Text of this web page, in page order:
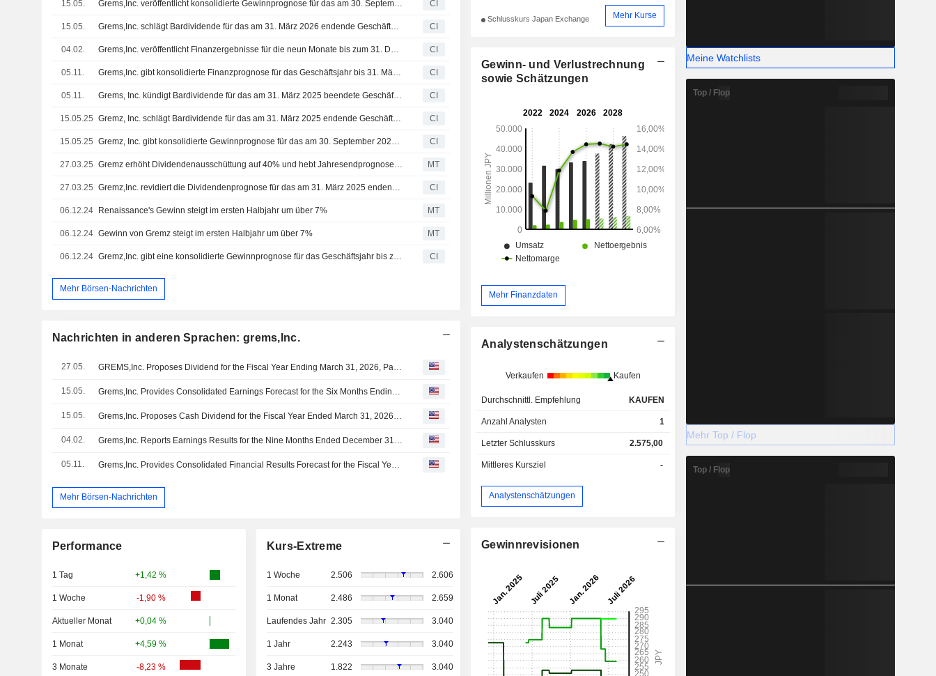
15.05. Grems,Inc. veröffentlicht konsolidierte Gewinnprognose für das am 30. September 2026 endende Halbjahr und das am 31. März 2027 endende Geschäftsjahr CI
15.05. Grems,Inc. schlägt Bardividende für das am 31. März 2026 endende Geschäftsjahr vor, zahlbar am 25. Juni 2026; Unternehmen gibt Dividendenprognose für das zweite Quartal zum 30. September 2026 und das Geschäftsjahr zum 31. März 2027 bekannt CI
04.02. Grems,Inc. veröffentlicht Finanzergebnisse für die neun Monate bis zum 31. Dezember 2025 CI
05.11. Grems,Inc. gibt konsolidierte Finanzprognose für das Geschäftsjahr bis 31. März 2026 bekannt CI
05.11. Grems, Inc. kündigt Bardividende für das am 31. März 2025 beendete Geschäftsjahr an, zahlbar am 1. Dezember 2025 CI
15.05.25 Gremz, Inc. schlägt Bardividende für das am 31. März 2025 endende Geschäftsjahr vor, zahlbar am 26. Juni 2025; gibt Dividendenprognose für das am 30. September 2025 endende zweite Quartal und das am 31. März 2026 endende Geschäftsjahr bekannt CI
15.05.25 Gremz, Inc. gibt konsolidierte Gewinnprognose für das am 30. September 2025 endende Halbjahr und das am 31. März 2026 endende Geschäftsjahr bekannt. CI
27.03.25 Gremz erhöht Dividendenausschüttung auf 40% und hebt Jahresendprognose an MT
27.03.25 Gremz,Inc. revidiert die Dividendenprognose für das am 31. März 2025 endende Geschäftsjahr CI
06.12.24 Renaissance's Gewinn steigt im ersten Halbjahr um über 7% MT
06.12.24 Gewinn von Gremz steigt im ersten Halbjahr um über 7% MT
06.12.24 Gremz,Inc. gibt eine konsolidierte Gewinnprognose für das Geschäftsjahr bis zum 31. März 2025 ab CI
Mehr Börsen-Nachrichten
Nachrichten in anderen Sprachen: grems,Inc.
27.05.
15.05.
15.05.
04.02.
05.11.
Mehr Börsen-Nachrichten
Performance
1 Tag +1,42 %
1 Woche -1,90 %
Aktueller Monat +0,04 %
1 Monat +4,59 %
3 Monate -8,23 %
Kurs-Extreme
1 Woche 2.506 2.606
1 Monat 2.486 2.659
Laufendes Jahr 2.305 3.040
1 Jahr 2.243 3.040
3 Jahre 1.822 3.040
Schlusskurs Japan Exchange Mehr Kurse
Gewinn- und Verlustrechnung
sowie Schätzungen
Mehr Finanzdaten
Analystenschätzungen
Verkaufen Kaufen
Durchschnittl. Empfehlung KAUFEN
Anzahl Analysten 1
Letzter Schlusskurs 2.575,00
Mittleres Kursziel -
Analystenschätzungen
Gewinnrevisionen
Meine Watchlists
Top / Flop
Mehr Top / Flop
Top / Flop